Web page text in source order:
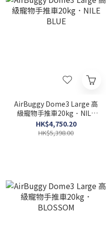
AirBuggy Dome3 Large 高
級寵物手推車20kg．NILE
BLUE
HK$4,750.20
HK$5,398.00